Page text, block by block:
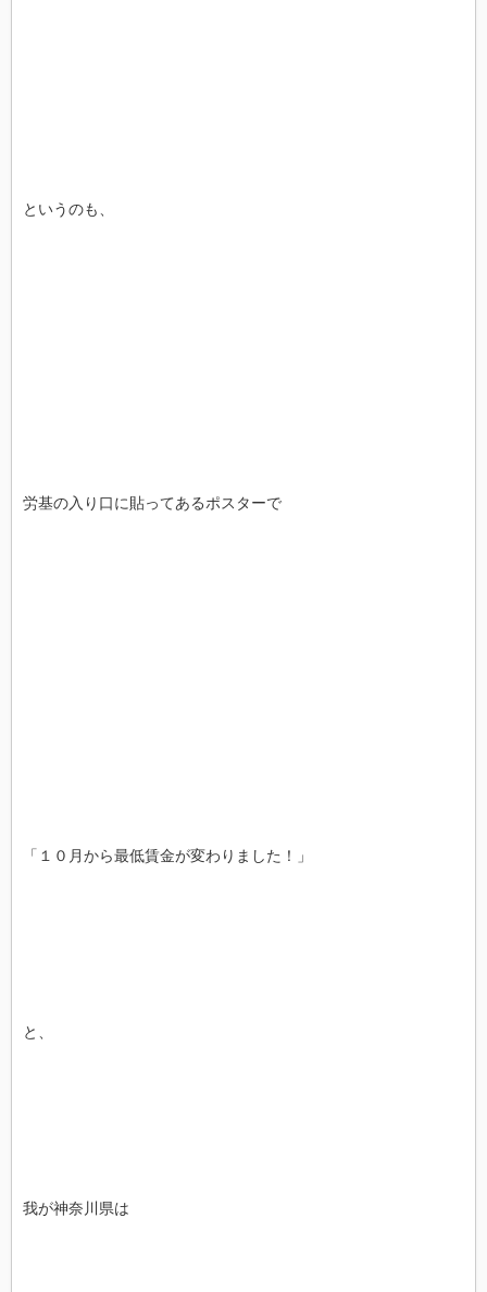
というのも、
労基の入り口に貼ってあるポスターで
「１０月から最低賃金が変わりました！」
と、
我が神奈川県は